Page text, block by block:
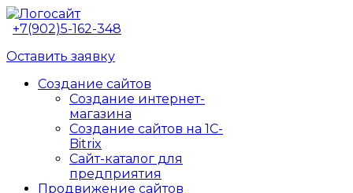
+7(902)5-162-348
Оставить заявку
Создание сайтов
Создание интернет-
магазина
Создание сайтов на 1C-
Bitrix
Сайт-каталог для
предприятия
Продвижение сайтов